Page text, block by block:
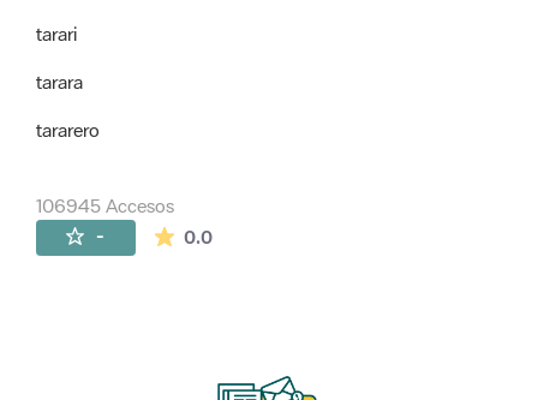
tarari
tarara
tararero
106945 Accesos
- 0.0La valoración media es de 0 estrellas de